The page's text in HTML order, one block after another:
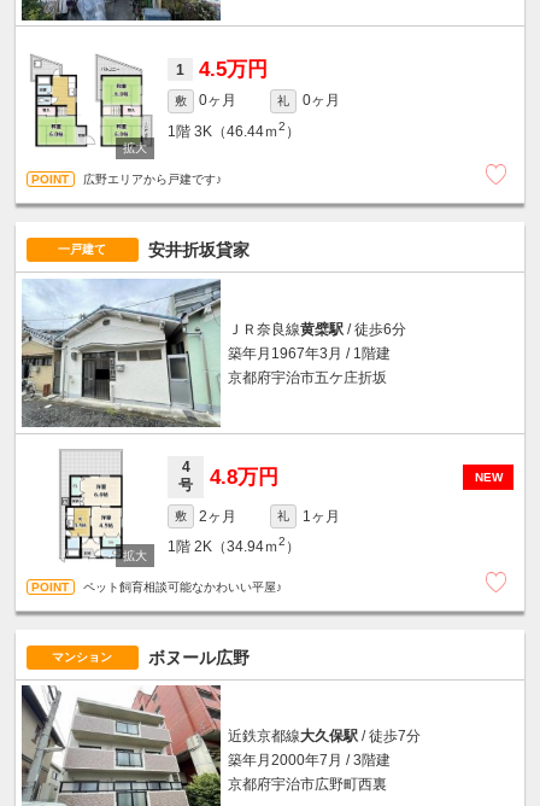
1 4.5万円
敷 0ヶ月 礼
0ヶ月
1階 3K（46.44ｍ2 ）
広野エリアから戸建です♪
一戸建て 安井折坂貸家
ＪＲ奈良線黄檗駅/ 徒歩6分
築年月1967年3月 / 1階建
京都府宇治市五ケ庄折坂
NEW
4
号
4.8万円
敷 2ヶ月 礼
1ヶ月
1階 2K（34.94ｍ2 ）
ペット飼育相談可能なかわいい平屋♪
マンション ボヌール広野
近鉄京都線大久保駅/ 徒歩7分
築年月2000年7月 / 3階建
京都府宇治市広野町西裏